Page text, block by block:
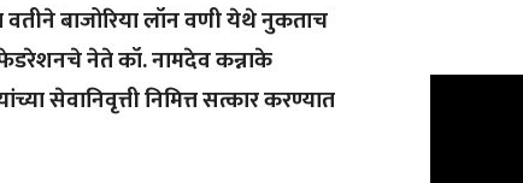
वतीने बाजोरिया लॉन वणी येथे नुकताच
फेडरेशनचे नेते कॉ. नामदेव कन्नाके
सेवानिवृत्ती निमित्त सत्कार करण्यात